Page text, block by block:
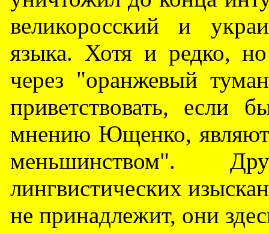
великоросский и
языка. Хотя и редко,
через "оранжевый
приветствовать,
мнению Ющенко,
меньшинством".
лингвистических
не принадлежит, они